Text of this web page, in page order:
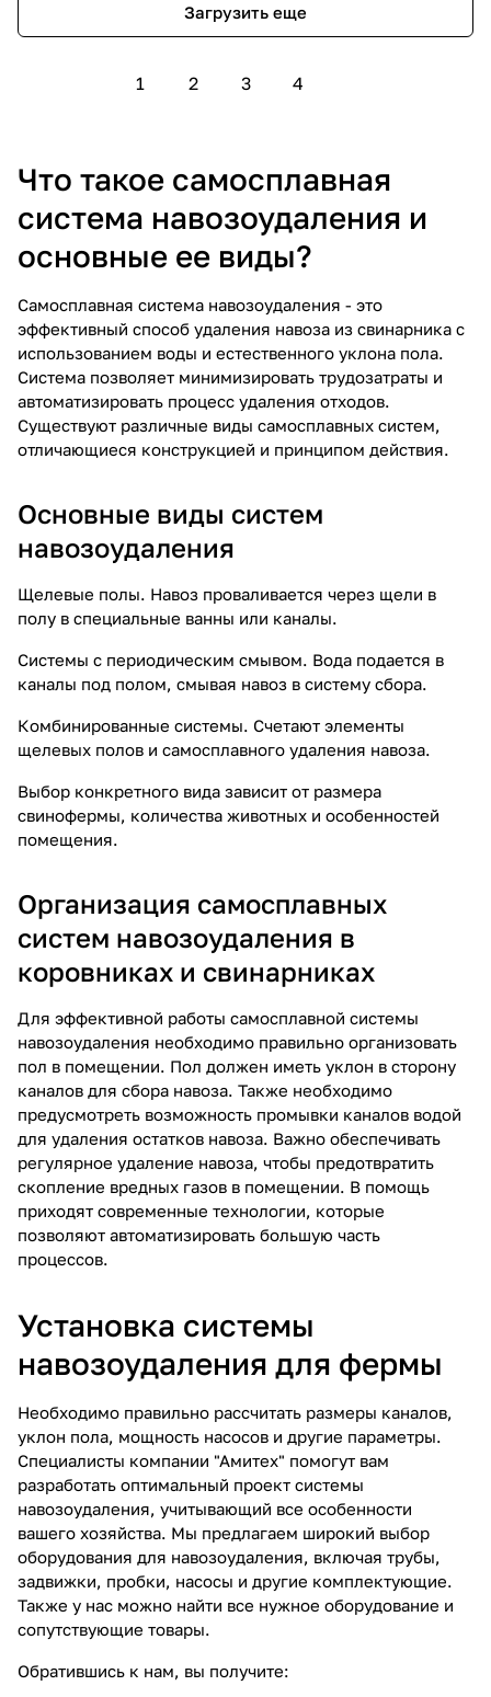
Загрузить еще
1 2 3 4
Что такое самосплавная
система навозоудаления и
основные ее виды?
Самосплавная система навозоудаления - это
эффективный способ удаления навоза из свинарника с
использованием воды и естественного уклона пола.
Система позволяет минимизировать трудозатраты и
автоматизировать процесс удаления отходов.
Существуют различные виды самосплавных систем,
отличающиеся конструкцией и принципом действия.
Основные виды систем
навозоудаления
Щелевые полы. Навоз проваливается через щели в
полу в специальные ванны или каналы.
Системы с периодическим смывом. Вода подается в
каналы под полом, смывая навоз в систему сбора.
Комбинированные системы. Счетают элементы
щелевых полов и самосплавного удаления навоза.
Выбор конкретного вида зависит от размера
свинофермы, количества животных и особенностей
помещения.
Организация самосплавных
систем навозоудаления в
коровниках и свинарниках
Для эффективной работы самосплавной системы
навозоудаления необходимо правильно организовать
пол в помещении. Пол должен иметь уклон в сторону
каналов для сбора навоза. Также необходимо
предусмотреть возможность промывки каналов водой
для удаления остатков навоза. Важно обеспечивать
регулярное удаление навоза, чтобы предотвратить
скопление вредных газов в помещении. В помощь
приходят современные технологии, которые
позволяют автоматизировать большую часть
процессов.
Установка системы
навозоудаления для фермы
Необходимо правильно рассчитать размеры каналов,
уклон пола, мощность насосов и другие параметры.
Специалисты компании "Амитех" помогут вам
разработать оптимальный проект системы
навозоудаления, учитывающий все особенности
вашего хозяйства. Мы предлагаем широкий выбор
оборудования для навозоудаления, включая трубы,
задвижки, пробки, насосы и другие комплектующие.
Также у нас можно найти все нужное оборудование и
сопутствующие товары.
Обратившись к нам, вы получите: